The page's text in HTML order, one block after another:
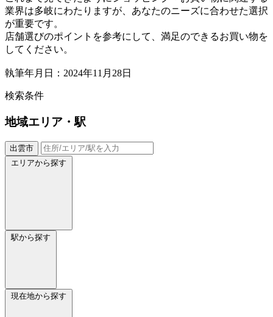
業界は多岐にわたりますが、あなたのニーズに合わせた選択
が重要です。
店舗選びのポイントを参考にして、満足のできるお買い物を
してください。
執筆年月日：2024年11月28日
検索条件
地域エリア・駅
出雲市
エリアから探す
駅から探す
現在地から探す